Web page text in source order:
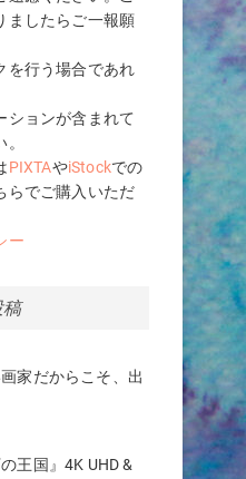
ましたらご一報願
を行う場合であれ
ションが含まれて
PIXTAやiStockでの
らでご購入いただ
ー
家だからこそ、出
王国』4K UHD &